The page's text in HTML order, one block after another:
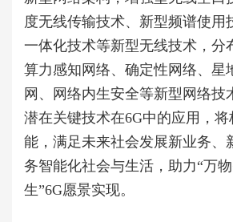
度无线传输技术、新型频谱使用
一体化技术等新型无线技术，分
算力感知网络、确定性网络、星
网、网络内生安全等新型网络技
潜在关键技术在6G中的应用，
能，满足未来社会发展新业务、
务智能化社会与生活，助力“万
生”6G愿景实现。